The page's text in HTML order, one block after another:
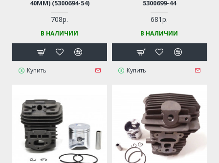
40ММ) (5300694-54)
708р.
В НАЛИЧИИ
Купить
5300699-44
681р.
В НАЛИЧИИ
Купить